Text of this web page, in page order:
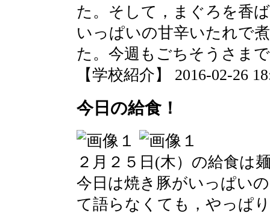
た。そして，まぐろを香
いっぱいの甘辛いたれで
た。今週もごちそうさま
【学校紹介】 2016-02-26
今日の給食！
２月２５日(木）の給食は
今日は焼き豚がいっぱい
て語らなくても，やっぱ